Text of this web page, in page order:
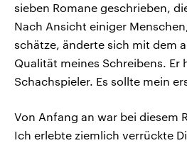
sieben Romane geschrieben,
Nach Ansicht einiger
schätze, änderte sich mit dem
Qualität meines Schreibens. Er
Schachspieler. Es sollte mein
Von Anfang an war bei diesem
Ich erlebte ziemlich verrückte